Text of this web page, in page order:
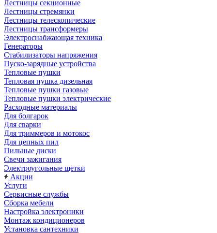
Лестницы секционные
Лестницы стремянки
Лестницы телескопические
Лестницы трансформеры
Электроснабжающая техника
Генераторы
Стабилизаторы напряжения
Пуско-зарядные устройства
Тепловые пушки
Тепловая пушка дизельная
Тепловые пушки газовые
Тепловые пушки электрические
Расходные материалы
Для болгарок
Для сварки
Для триммеров и мотокос
Для цепных пил
Пильные диски
Свечи зажигания
Электроугольные щетки
Акции
Услуги
Сервисные службы
Сборка мебели
Настройка электроники
Монтаж кондиционеров
Установка сантехники